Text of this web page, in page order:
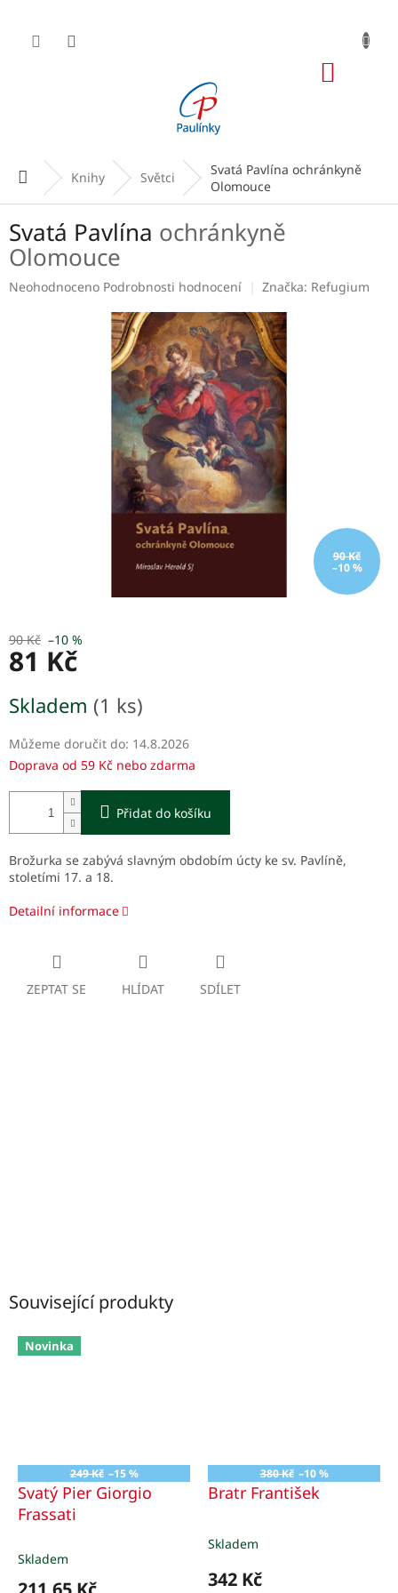
obsah
Domů Knihy Světci Svatá Pavlína ochránkyně
Olomouce
Svatá Pavlína ochránkyně
Olomouce
Průměrné
Neohodnoceno Podrobnosti hodnocení Značka: Refugium
90 Kč
–10 %
90 Kč –10 %
81 Kč
cena:
Skladem (1 ks)
Můžeme doručit do: 14.8.2026
Doprava od 59 Kč nebo zdarma
Přidat do košíku
Brožurka se zabývá slavným obdobím úcty ke sv. Pavlíně,
stoletími 17. a 18.
Detailní informace
ZEPTAT SE HLÍDAT SDÍLET
Související produkty
Novinka
249 Kč –15 %
Svatý Pier Giorgio
Frassati
Skladem
380 Kč –10 %
Bratr František
Průměrné
produktu
Skladem
342 Kč